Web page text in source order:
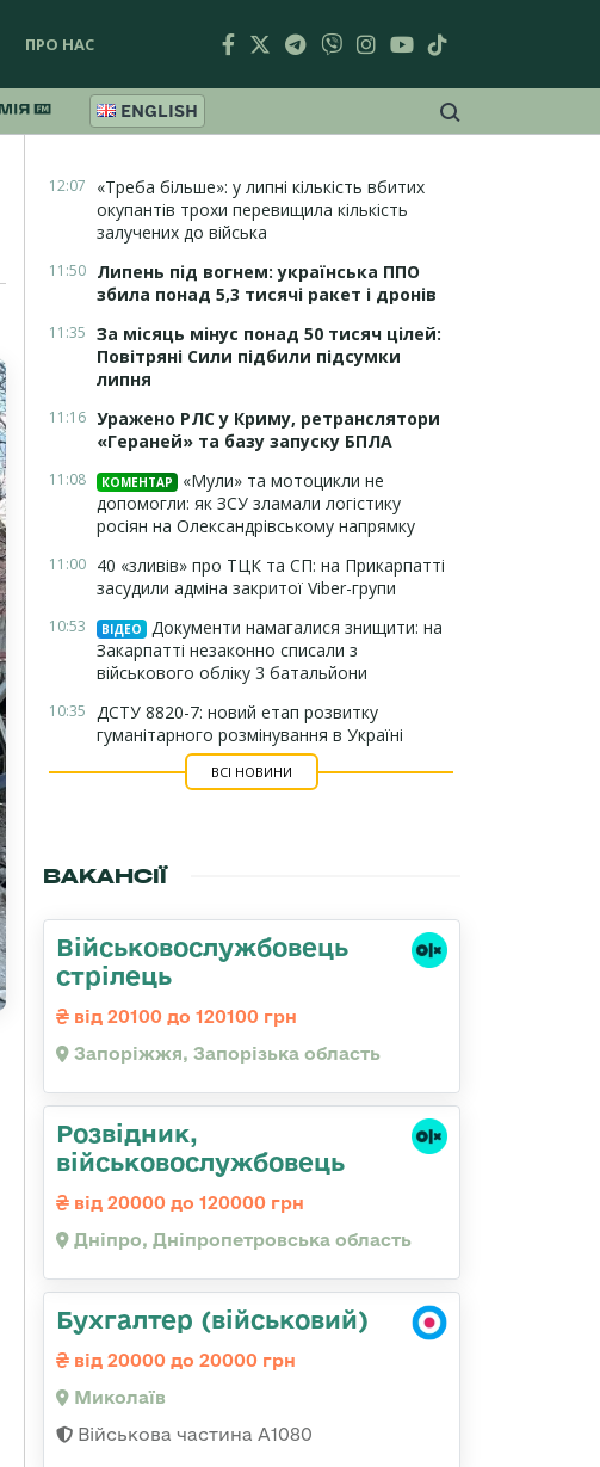
ПРО НАС
ENGLISH
12:07
«Треба більше»: у липні кількість вбитих
окупантів трохи перевищила кількість
залучених до війська
11:50 Липень під вогнем: українська ППО
збила понад 5,3 тисячі ракет і дронів
11:35 За місяць мінус понад 50 тисяч цілей:
Повітряні Сили підбили підсумки
липня
11:16 Уражено РЛС у Криму, ретранслятори
«Гераней» та базу запуску БПЛА
11:08 КОМЕНТАР
«Мули» та мотоцикли не
допомогли: як ЗСУ зламали логістику
росіян на Олександрівському напрямку
11:00 40 «зливів» про ТЦК та СП: на Прикарпатті
засудили адміна закритої Viber-групи
10:53 ВІДЕО
Документи намагалися знищити: на
Закарпатті незаконно списали з
військового обліку 3 батальйони
10:35 ДСТУ 8820-7: новий етап розвитку
гуманітарного розмінування в Україні
ВСІ НОВИНИ
ВАКАНСІЇ
Військовослужбовець
стрілець
від 20100 до 120100 грн
Запоріжжя, Запорізька область
Розвідник,
військовослужбовець
від 20000 до 120000 грн
Дніпро, Дніпропетровська область
Бухгалтер (військовий)
від 20000 до 20000 грн
Миколаїв
Військова частина А1080